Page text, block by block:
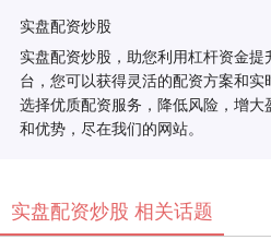
实盘配资炒股
实盘配资炒股，助您利用杠杆资金
台，您可以获得灵活的配资方案和实
选择优质配资服务，降低风险，增
和优势，尽在我们的网站。
实盘配资炒股 相关话题